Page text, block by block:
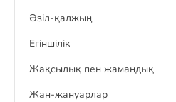
Әзіл-қалжың
Егіншілік
Жақсылық пен жамандық
Жан-жануарлар